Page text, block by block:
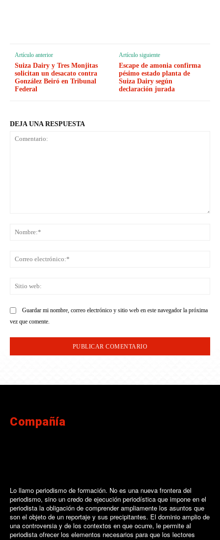
Artículo anterior
Suiza Dairy y Tres Monjitas
solicitan un desacato contra
González Beiró en Tribunal
Federal
Artículo siguiente
Escape de amonia confirma
pésimo estado planta de
Suiza Dairy según
declaración jurada
DEJA UNA RESPUESTA
Guardar mi nombre, correo electrónico y sitio web en este navegador la próxima
vez que comente.
Compañía
Lo llamo periodismo de formación. No es una nueva frontera del
periodismo, sino un credo de ejecución periodística que impone en el
periodista la obligación de comprender ampliamente los asuntos que
son el objeto de un reportaje y sus precipitantes. El dominio amplio de
una controversia y de los contextos en que ocurre, le permite al
periodista ofrecer los elementos necesarios para que los lectores